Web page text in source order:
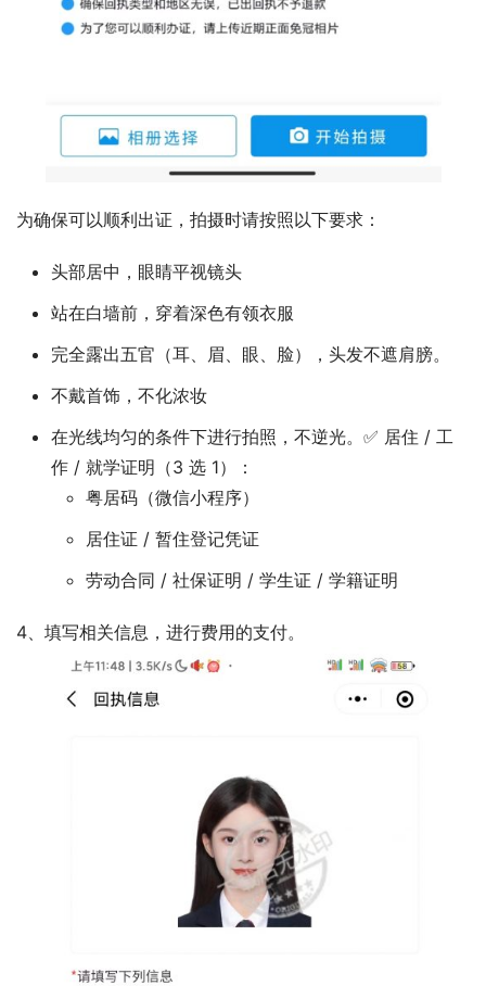
为确保可以顺利出证，拍摄时请按照以下要求：
头部居中，眼睛平视镜头
站在白墙前，穿着深色有领衣服
完全露出五官（耳、眉、眼、脸），头发不遮肩膀。
不戴首饰，不化浓妆
在光线均匀的条件下进行拍照，不逆光。✅ 居住 / 工
作 / 就学证明（3 选 1）：
粤居码（微信小程序）
居住证 / 暂住登记凭证
劳动合同 / 社保证明 / 学生证 / 学籍证明
4、填写相关信息，进行费用的支付。